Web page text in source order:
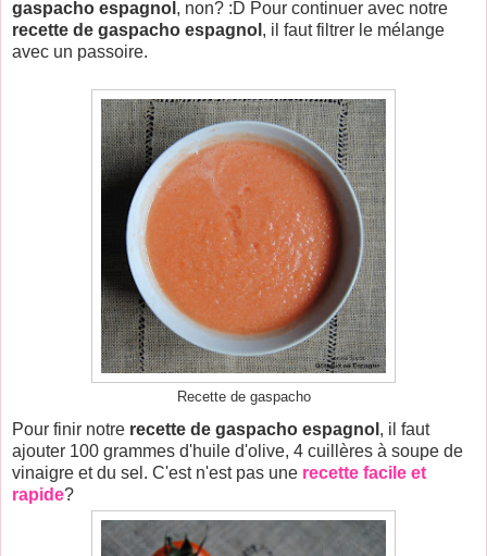
gaspacho espagnol , non? :D Pour continuer avec notre
recette de gaspacho espagnol , il faut filtrer le mélange
avec un passoire.
Recette de gaspacho
Pour finir notre recette de gaspacho espagnol , il faut
ajouter 100 grammes d'huile d'olive, 4 cuillères à soupe de
vinaigre et du sel. C'est n'est pas une recette facile et
rapide?